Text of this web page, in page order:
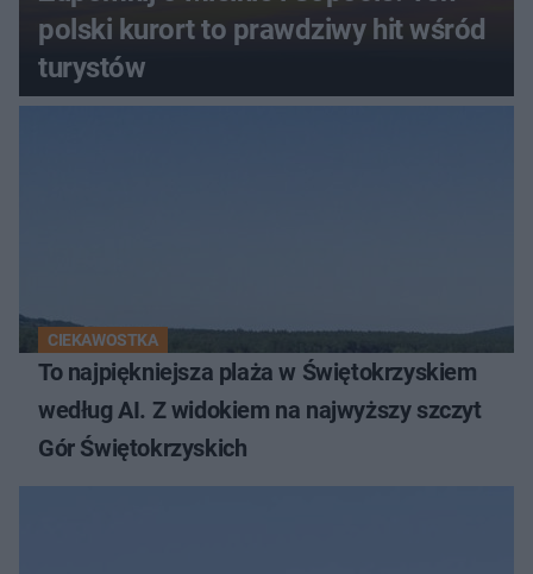
polski kurort to prawdziwy hit wśród
turystów
CIEKAWOSTKA
To najpiękniejsza plaża w Świętokrzyskiem
według AI. Z widokiem na najwyższy szczyt
Gór Świętokrzyskich